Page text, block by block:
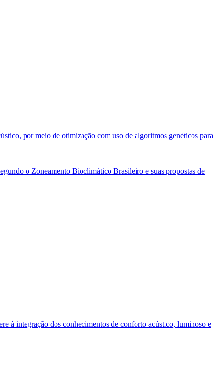
por meio de otimização com uso de algoritmos genéticos para
o Zoneamento Bioclimático Brasileiro e suas propostas de
à integração dos conhecimentos de conforto acústico, luminoso e